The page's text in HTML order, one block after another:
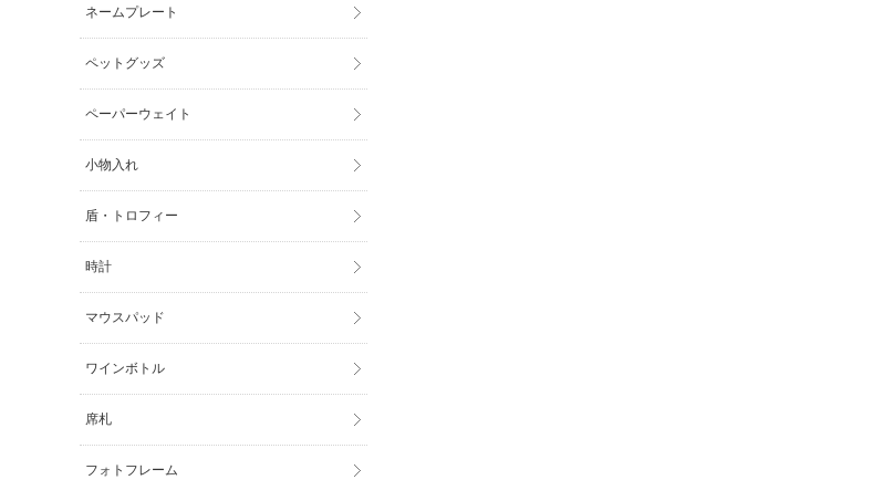
ネームプレート
ペットグッズ
ペーパーウェイト
小物入れ
盾・トロフィー
時計
マウスパッド
ワインボトル
席札
フォトフレーム